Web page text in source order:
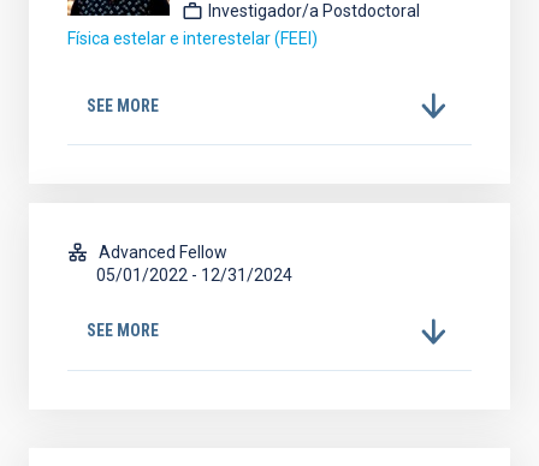
Investigador/a Postdoctoral
Física estelar e interestelar (FEEI)
SEE MORE
Advanced Fellow
05/01/2022 - 12/31/2024
SEE MORE